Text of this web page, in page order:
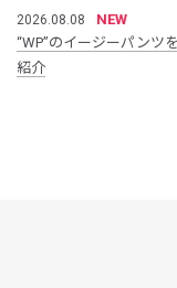
2026.08.08
NEW
“WP”のイージーパンツ
紹介